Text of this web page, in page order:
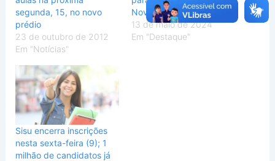
segunda, 15, no novo
prédio
23 de outubro de 2012
Em "Notícias"
Novo Endereço
13 de maio de 2024
Em "Destaque"
Sisu encerra inscrições
nesta sexta-feira (9); 1
milhão de candidatos já